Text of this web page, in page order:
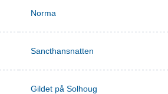
Norma
Sancthansnatten
Gildet på Solhoug